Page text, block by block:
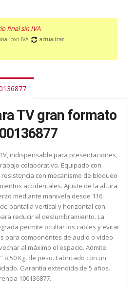
final sin IVA
con IVA actualizar
TV gran formato
indispensable para presentaciones,
colaborativo. Equipado con
con mecanismo de bloqueo
accidentales. Ajuste de la altura
mediante manivela desde 116
pantalla vertical y horizontal con
reducir el deslumbramiento. La
permite ocultar los cables y evitar
para componentes de audio o vídeo
al máximo el espacio. Admite
50 Kg. de peso. Fabricado con un
Garantía extendida de 5 años.
100136877.